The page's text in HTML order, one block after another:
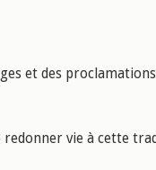
et des
redonner vie à cette